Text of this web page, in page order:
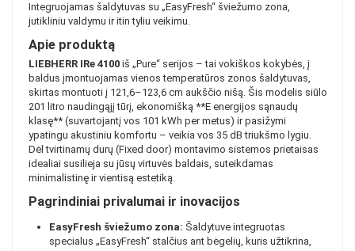
Integruojamas šaldytuvas su „EasyFresh“ šviežumo zona,
jutikliniu valdymu ir itin tyliu veikimu.
Apie produktą
LIEBHERR IRe 4100iš „Pure“ serijos – tai vokiškos kokybės, į
baldus įmontuojamas vienos temperatūros zonos šaldytuvas,
skirtas montuoti į 121,6–123,6 cm aukščio nišą. Šis modelis siūlo
201 litro naudingąjį tūrį, ekonomišką **E energijos sąnaudų
klasę** (suvartojantį vos 101 kWh per metus) ir pasižymi
ypatingu akustiniu komfortu – veikia vos 35 dB triukšmo lygiu.
Dėl tvirtinamų durų (Fixed door) montavimo sistemos prietaisas
idealiai susilieja su jūsų virtuvės baldais, suteikdamas
minimalistinę ir vientisą estetiką.
Pagrindiniai privalumai ir inovacijos
EasyFresh šviežumo zona: Šaldytuve integruotas
specialus „EasyFresh“ stalčius ant bėgelių, kuris užtikrina,